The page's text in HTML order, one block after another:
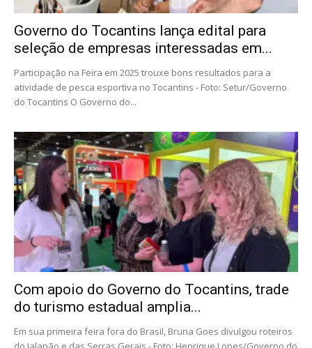
Governo do Tocantins lança edital para
seleção de empresas interessadas em...
Participação na Feira em 2025 trouxe bons resultados para a
atividade de pesca esportiva no Tocantins - Foto: Setur/Governo
do Tocantins O Governo do...
Com apoio do Governo do Tocantins, trade
do turismo estadual amplia...
Em sua primeira feira fora do Brasil, Bruna Goes divulgou roteiros